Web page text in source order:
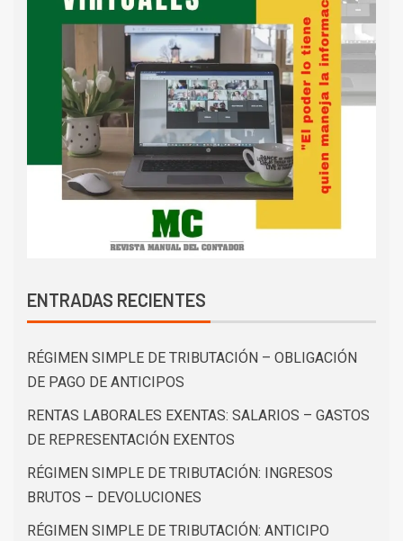
ENTRADAS RECIENTES
RÉGIMEN SIMPLE DE TRIBUTACIÓN – OBLIGACIÓN
DE PAGO DE ANTICIPOS
RENTAS LABORALES EXENTAS: SALARIOS – GASTOS
DE REPRESENTACIÓN EXENTOS
RÉGIMEN SIMPLE DE TRIBUTACIÓN: INGRESOS
BRUTOS – DEVOLUCIONES
RÉGIMEN SIMPLE DE TRIBUTACIÓN: ANTICIPO